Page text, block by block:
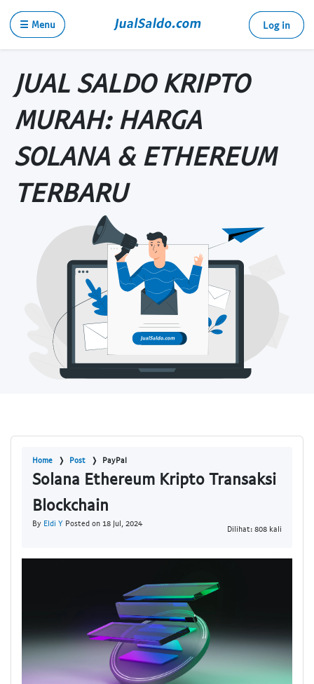
☰ Menu Log in
JUAL SALDO KRIPTO
MURAH: HARGA
SOLANA & ETHEREUM
TERBARU
Home Post PayPal
Solana Ethereum Kripto Transaksi
Blockchain
By Eldi Y Posted on 18 Jul, 2024
Dilihat: 808 kali